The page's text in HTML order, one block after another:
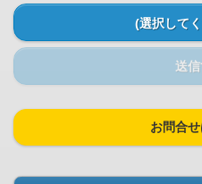
(選択して
送
お問合